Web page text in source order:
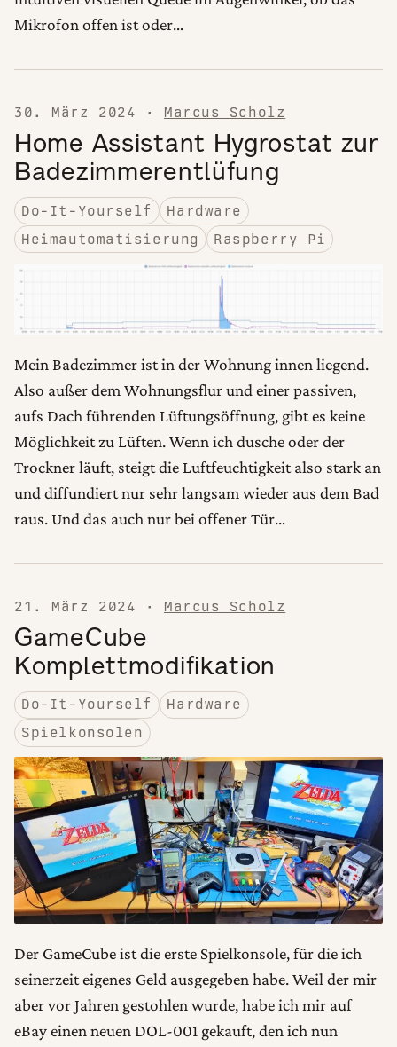
Mikrofon offen ist oder…
30. März 2024 · Marcus Scholz
Home Assistant Hygrostat zur
Badezimmerentlüfung
Do-It-Yourself
Hardware
Heimautomatisierung
Raspberry Pi
Mein Badezimmer ist in der Wohnung innen liegend.
Also außer dem Wohnungsflur und einer passiven,
aufs Dach führenden Lüftungsöffnung, gibt es keine
Möglichkeit zu Lüften. Wenn ich dusche oder der
Trockner läuft, steigt die Luftfeuchtigkeit also stark an
und diffundiert nur sehr langsam wieder aus dem Bad
raus. Und das auch nur bei offener Tür…
21. März 2024 · Marcus Scholz
GameCube
Komplettmodifikation
Do-It-Yourself
Hardware
Spielkonsolen
Der GameCube ist die erste Spielkonsole, für die ich
seinerzeit eigenes Geld ausgegeben habe. Weil der mir
aber vor Jahren gestohlen wurde, habe ich mir auf
eBay einen neuen DOL-001 gekauft, den ich nun